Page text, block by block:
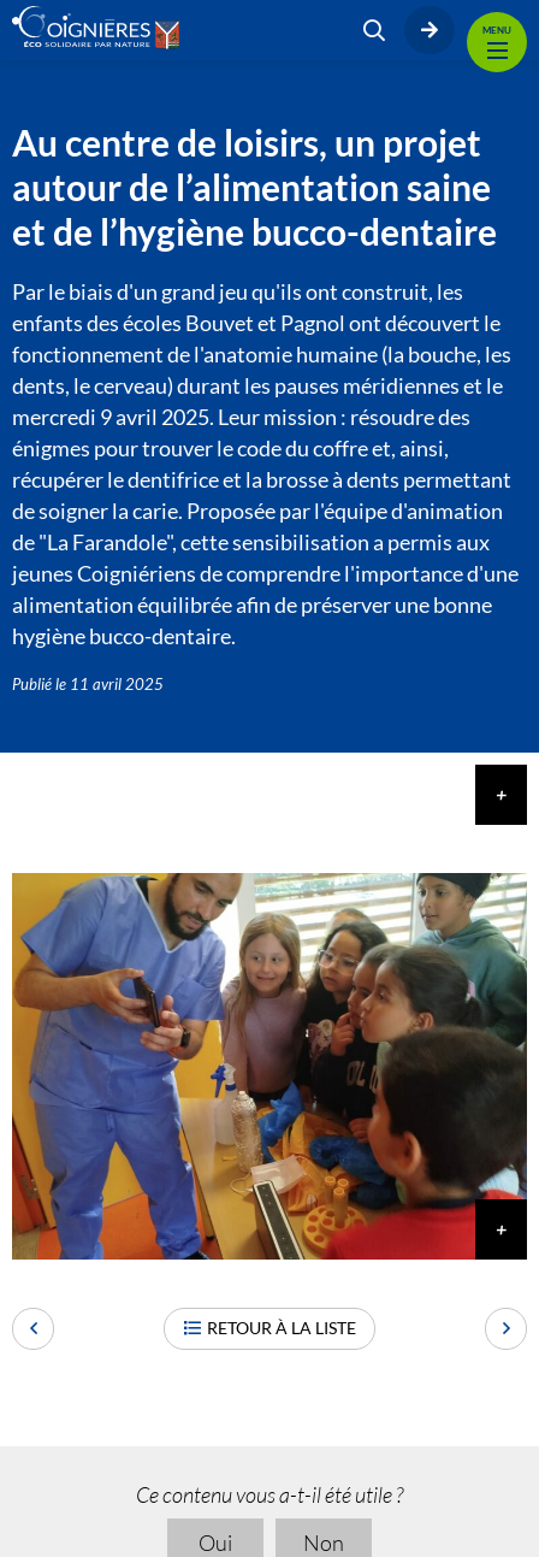
MENU
Au centre de loisirs, un projet
autour de l’alimentation saine
et de l’hygiène bucco-dentaire
Par le biais d'un grand jeu qu'ils ont construit, les
enfants des écoles Bouvet et Pagnol ont découvert le
fonctionnement de l'anatomie humaine (la bouche, les
dents, le cerveau) durant les pauses méridiennes et le
mercredi 9 avril 2025. Leur mission : résoudre des
énigmes pour trouver le code du coffre et, ainsi,
récupérer le dentifrice et la brosse à dents permettant
de soigner la carie. Proposée par l'équipe d'animation
de "La Farandole", cette sensibilisation a permis aux
jeunes Coigniériens de comprendre l'importance d'une
alimentation équilibrée afin de préserver une bonne
hygiène bucco-dentaire.
Publié le 11 avril 2025
RETOUR À LA LISTE
Ce contenu vous a-t-il été utile ?
Oui
Non